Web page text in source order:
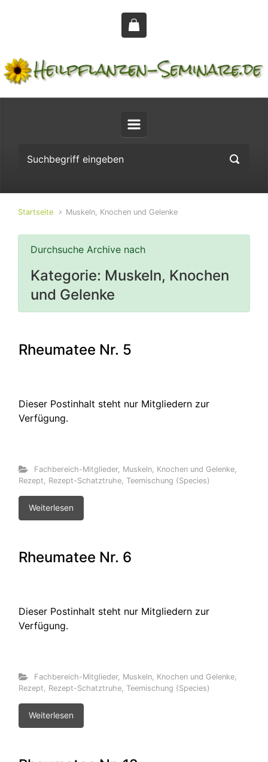
Zum Hauptinhalt springen
Startseite Muskeln, Knochen und Gelenke
Durchsuche Archive nach
Kategorie: Muskeln, Knochen
und Gelenke
Rheumatee Nr. 5
Dieser Postinhalt steht nur Mitgliedern zur
Verfügung.
Fachbereich-Mitglieder, Muskeln, Knochen und Gelenke,
Rezept
Rezept-Schatztruhe Teemischung (Species)
Weiterlesen
Rheumatee Nr. 6
Dieser Postinhalt steht nur Mitgliedern zur
Verfügung.
Fachbereich-Mitglieder, Muskeln, Knochen und Gelenke,
Rezept
Rezept-Schatztruhe Teemischung (Species)
Weiterlesen